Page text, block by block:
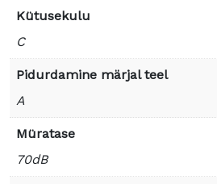
Kütusekulu
C
Pidurdamine märjal teel
A
Müratase
70dB